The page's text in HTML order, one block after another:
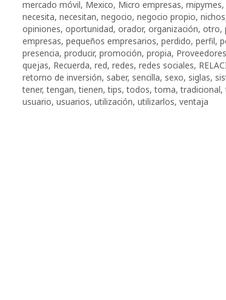
mercado móvil, Mexico, Micro empresas, mipymes,
necesita, necesitan, negocio, negocio propio, nichos
opiniones, oportunidad, orador, organización, otro,
empresas, pequeños empresarios, perdido, perfil,
presencia, producir, promoción, propia, Proveedores
quejas, Recuerda, red, redes, redes sociales,
retorno de inversión, saber, sencilla, sexo, siglas,
tener,tengan,tienen,tips,todos,toma,tradicional,
usuario, usuarios, utilización, utilizarlos, ventaja